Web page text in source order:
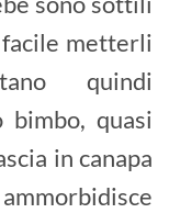
metterli
quindi
quasi
in canapa